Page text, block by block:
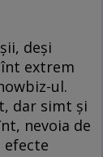
deşi
extrem
ul.
dar simt şi
nevoia de
efecte